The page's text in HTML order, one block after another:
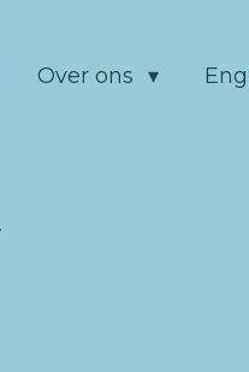
Over ons